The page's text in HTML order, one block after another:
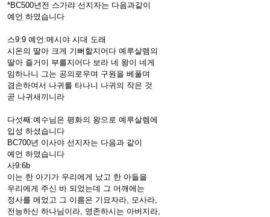
*BC500년전 스가랴 선지자는 다음과같이
예언 하였습니다
스9:9 예언:메시야 시대 도래
시온의 딸아 크게 기뻐할지어다 예루살렘의
딸아 즐거이 부를지어다 보라 네 왕이 네게
임하나니 그는 공의로우며 구원을 베풀며
겸손하여서 나귀를 타나니 나귀의 작은 것
곧 나귀새끼니라
다섯째:예수님은 평화의 왕으로 예루살렘에
입성 하셨습니다
BC700년 이사야 선지자는 다음과 같이
예언 하였습니다
사9:6b
이는 한 아기가 우리에게 났고 한 아들을
우리에게 주신 바 되었는데 그 어깨에는
정사를 메었고 그 이름은 기묘자라, 모사라,
전능하신 하나님이라, 영존하시는 아버지라,